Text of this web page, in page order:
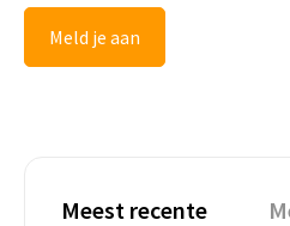
Meld je aan
Meest recente